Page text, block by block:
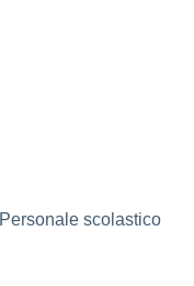
Personale scolastico